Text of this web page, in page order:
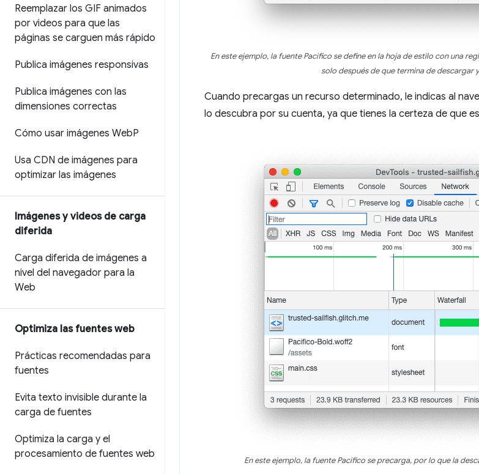
Reemplazar los GIF animados
por videos para que las
páginas se carguen más rápido
Publica imágenes responsivas
Publica imágenes con las
dimensiones correctas
Cómo usar imágenes WebP
Usa CDN de imágenes para
optimizar las imágenes
Imágenes y videos de carga
diferida
Carga diferida de imágenes a
nivel del navegador para la
Web
Optimiza las fuentes web
Prácticas recomendadas para
fuentes
Evita texto invisible durante la
carga de fuentes
Optimiza la carga y el
procesamiento de fuentes web
En este ejemplo, la fuente Pacifico se define en la hoja de estilo con una
solo después de que termina de descargar
Cuando precargas un recurso determinado, le indicas al
lo descubra por su cuenta, ya que tienes la certeza de que
En este ejemplo, la fuente Pacifico se precarga, por lo que la